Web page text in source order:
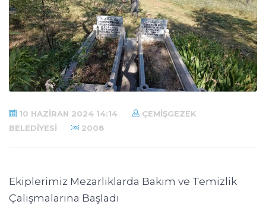
10 HAZIRAN 2024 14:14
ÇEMIŞGEZEK
BELEDIYESI
2008
Ekiplerimiz Mezarlıklarda Bakım ve Temizlik
Çalışmalarına Başladı